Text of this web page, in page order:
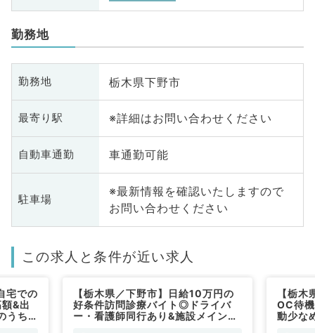
勤務地
勤務地 栃木県下野市
最寄り駅 ※詳細はお問い合わせください
自動車通勤 車通勤可能
駐車場
※最新情報を確認いたしますので
お問い合わせください
この求人と条件が近い求人
宅での
&出
うち
【栃木県／下野市】日給10万円の
好条件訪問診療バイト◎ドライバ
ー・看護師同行あり&施設メインの
【栃
OC待
動少な